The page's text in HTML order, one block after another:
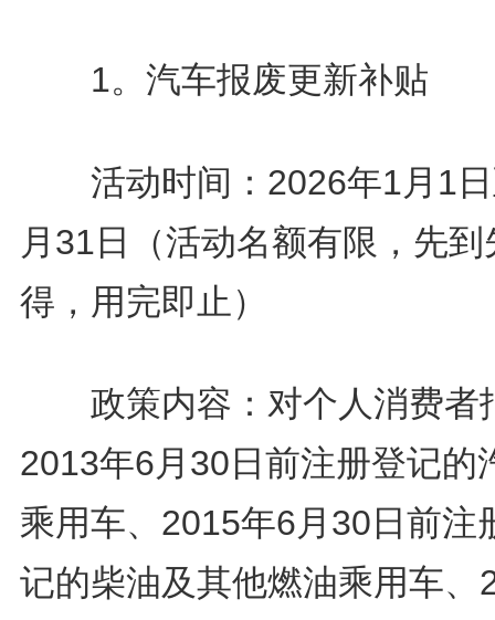
1。汽车报废更新补贴
活动时间：2026年1月1日
月31日（活动名额有限，先到
得，用完即止）
政策内容：对个人消费者
2013年6月30日前注册登记的
乘用车、2015年6月30日前注
记的柴油及其他燃油乘用车、